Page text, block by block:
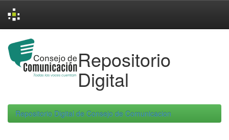
navigation
Repositorio
Digital
Repositorio Digital de Consejo de Comunicacion